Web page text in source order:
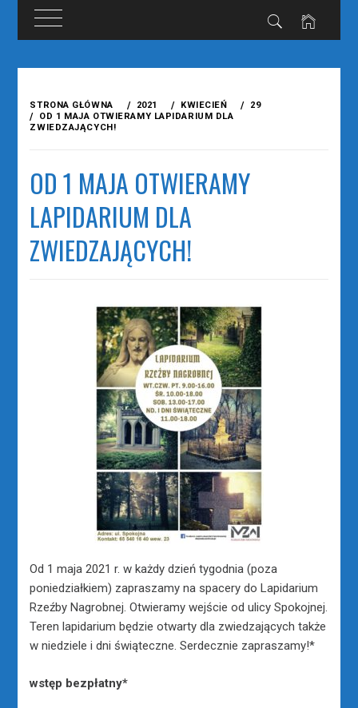
treści
STRONA GŁÓWNA 2021 KWIECIEŃ
29
OD 1 MAJA OTWIERAMY LAPIDARIUM DLA
ZWIEDZAJĄCYCH!
OD 1 MAJA OTWIERAMY
LAPIDARIUM DLA
ZWIEDZAJĄCYCH!
Od 1 maja 2021 r. w każdy dzień tygodnia (poza
poniedziałkiem) zapraszamy na spacery do Lapidarium
Rzeźby Nagrobnej. Otwieramy wejście od ulicy Spokojnej.
Teren lapidarium będzie otwarty dla zwiedzających także
w niedziele i dni świąteczne. Serdecznie zapraszamy!*
wstęp bezpłatny*